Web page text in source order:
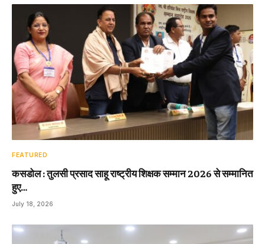
FEATURED
कसडोल : तुलसी प्रसाद साहू राष्ट्रीय शिक्षक सम्मान 2026 से सम्मानित
हुए…
July 18, 2026